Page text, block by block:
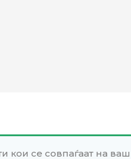
кои се совпаѓаат на